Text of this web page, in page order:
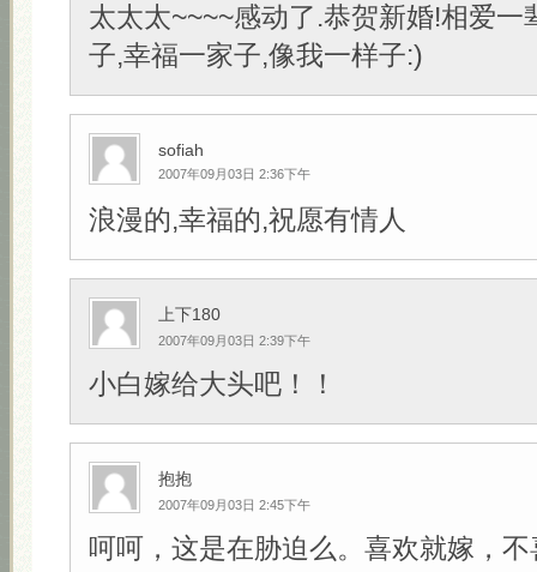
太太太~~~~感动了.恭贺新婚!相爱一
子,幸福一家子,像我一样子:)
sofiah
2007年09月03日 2:36下午
浪漫的,幸福的,祝愿有情人
上下180
2007年09月03日 2:39下午
小白嫁给大头吧！！
抱抱
2007年09月03日 2:45下午
呵呵，这是在胁迫么。喜欢就嫁，